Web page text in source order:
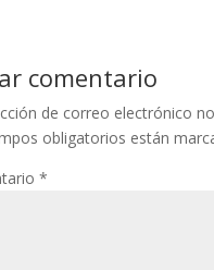
comentario
de correo electrónico
obligatorios están
*